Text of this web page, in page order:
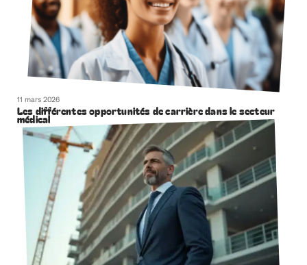
11 mars 2026
Les différentes opportunités de carrière dans le secteur
médical